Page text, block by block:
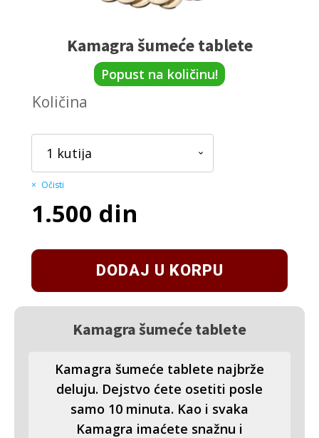
Kamagra šumeće tablete
Popust na količinu!
Količina
Očisti
1.500 din
DODAJ U KORPU
Kamagra šumeće tablete
Kamagra šumeće tablete najbrže
deluju. Dejstvo ćete osetiti posle
samo 10 minuta. Kao i svaka
Kamagra imaćete snažnu i